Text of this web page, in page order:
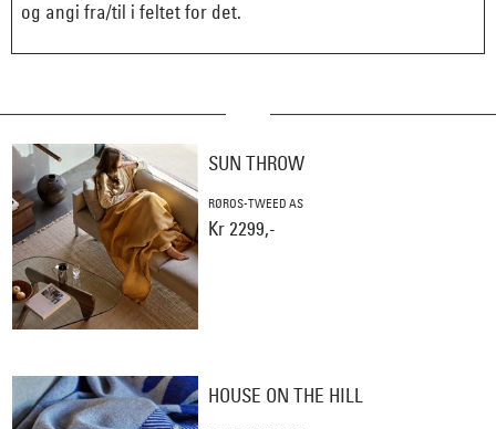
og angi fra/til i feltet for det.
SUN THROW
RØROS-TWEED AS
Kr 2299,-
HOUSE ON THE HILL